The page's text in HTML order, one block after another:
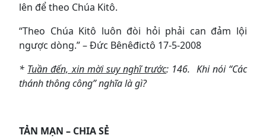
lên để theo Chúa Kitô.
“Theo Chúa Kitô luôn đòi hỏi phải can đảm lội
ngược dòng.” – Đức Bênêđictô 17-5-2008
* Tuần đến, xin mời suy nghĩ trước: 146. Khi nói “Các
thánh thông công” nghĩa là gì?
TẢN MẠN – CHIA SẺ